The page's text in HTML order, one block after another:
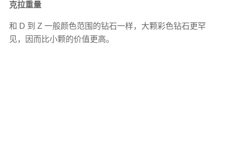
克拉重量
和 D 到 Z 一般颜色范围的钻石一样，大颗彩色钻石更罕
见，因而比小颗的价值更高。